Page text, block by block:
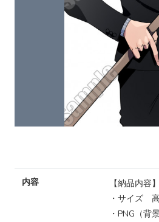
内容
【納品内容】
・サイズ
・PNG（背